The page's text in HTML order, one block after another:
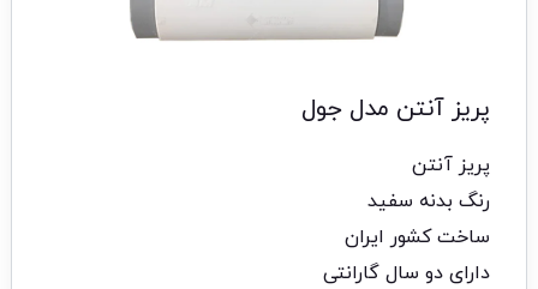
پریز آنتن مدل جول
پریز آنتن
رنگ بدنه سفید
ساخت کشور ایران
دارای دو سال گارانتی